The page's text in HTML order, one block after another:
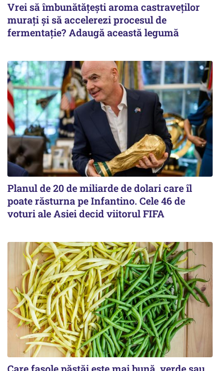
Vrei să îmbunătățești aroma castraveților
murați și să accelerezi procesul de
fermentație? Adaugă această legumă
Planul de 20 de miliarde de dolari care îl
poate răsturna pe Infantino. Cele 46 de
voturi ale Asiei decid viitorul FIFA
Care fasole păstăi este mai bună, verde sau